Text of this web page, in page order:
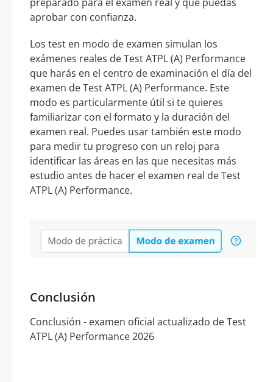
aprobar con confianza.
Los test en modo de examen simulan los
exámenes reales de Test ATPL (A) Performance
que harás en el centro de examinación el día del
examen de Test ATPL (A) Performance. Este
modo es particularmente útil si te quieres
familiarizar con el formato y la duración del
examen real. Puedes usar también este modo
para medir tu progreso con un reloj para
identificar las áreas en las que necesitas más
estudio antes de hacer el examen real de Test
ATPL (A) Performance.
Conclusión
Conclusión - examen oficial actualizado de Test
ATPL (A) Performance 2026